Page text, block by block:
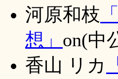
河原和枝
想」 on(中
香山 リカ